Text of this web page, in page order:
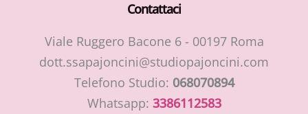
Contattaci
Viale Ruggero Bacone 6 - 00197 Roma
dott.ssapajoncini@studiopajoncini.com
Telefono Studio: 068070894
Whatsapp: 3386112583